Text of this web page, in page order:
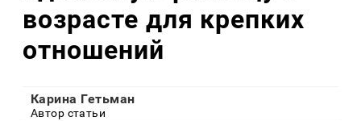
возрасте для крепких
отношений
Карина Гетьман
Автор статьи